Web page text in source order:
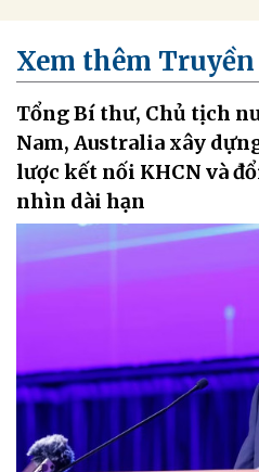
Xem thêm
Tổng Bí thư, Chủ tịch
Nam, Australia xây
lược kết nối KHCN và
nhìn dài hạn